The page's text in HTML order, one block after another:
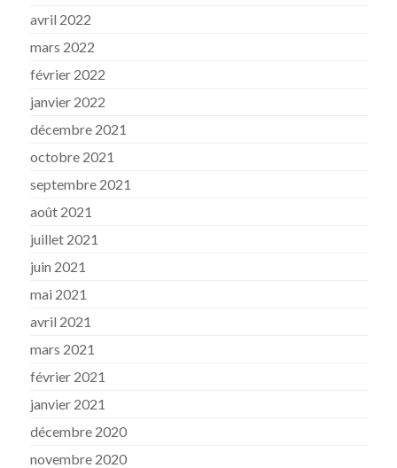
avril 2022
mars 2022
février 2022
janvier 2022
décembre 2021
octobre 2021
septembre 2021
août 2021
juillet 2021
juin 2021
mai 2021
avril 2021
mars 2021
février 2021
janvier 2021
décembre 2020
novembre 2020